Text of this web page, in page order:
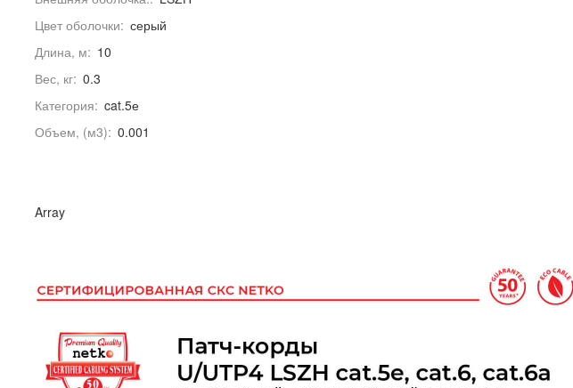
Цвет оболочки: серый
Длина, м: 10
Вес, кг: 0.3
Категория: cat.5е
Объем, (м3): 0.001
Array